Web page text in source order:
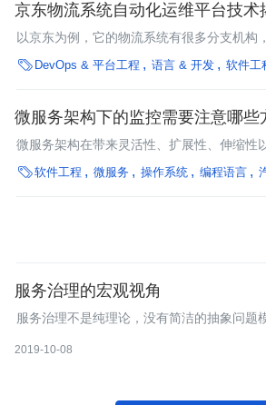
京东物流系统自动化运维平台技术
以京东为例，它的物流系统有很多分支机构
心、转运中心等， 业务复杂的分支机构可
统， 这些信息系统往往分布式地部署到全
为地域分布造成的运维维护成本呢？京东资
践。
 DevOps & 平台工程 语言 & 开发 软件工
微服务架构下的监控需要注意哪些
微服务架构在带来灵活性、扩展性、伸缩性
同时，其复杂性也给运维工作中最重要的监
战，从用户的角度看，微服务架构下的监控
软件工程 微服务 操作系统 编程语言
服务治理的宏观视角
服务治理不是纯理论，没有简洁的抽象问题
2019-10-08